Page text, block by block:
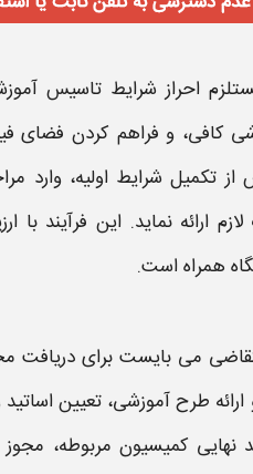
احراز شرایط تاسیس
کافی، و فراهم کردن فضای
تکمیل شرایطاولیه، وارد
ارائه نماید. این فرآیند
همراه است.
می بایست برای دریافت
طرح آموزشی، تعیین اساتید
نهایی کمیسیون مربوطه، مجوز